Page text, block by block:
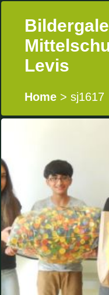
Levis
Home > sj1617